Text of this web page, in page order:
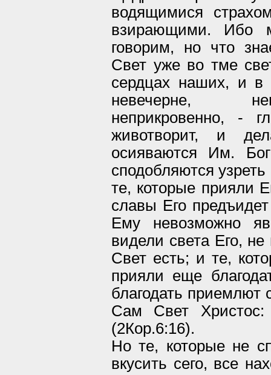
водящимися
взирающими. Ибо
говорим, но что
Свет уже во тме
сердцах наших, и
невечерне,
неприкровенно, -
животворит, и
осияваются Им.
сподобляются узреть
те, которые прияли
славы Его
Ему невозможно
видели света Его,
Свет есть; и те,
прияли еще
благодать приемлют
Сам Свет
(2Кор.6:16).
Но те, которые не
вкусить сего, все